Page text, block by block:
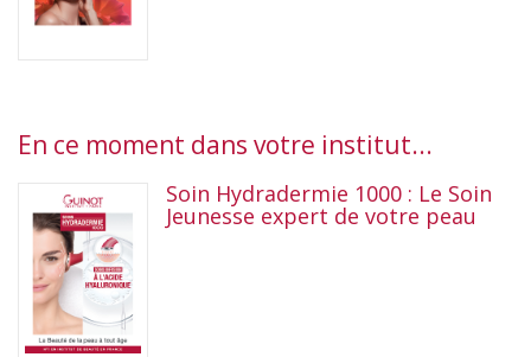
En ce moment dans votre institut...
Soin Hydradermie 1000 : Le Soin
Jeunesse expert de votre peau